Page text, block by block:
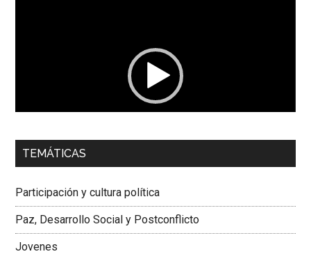
00:00 01:04
Colombiana
TEMÁTICAS
Participación y cultura política
Paz, Desarrollo Social y Postconflicto
Jovenes